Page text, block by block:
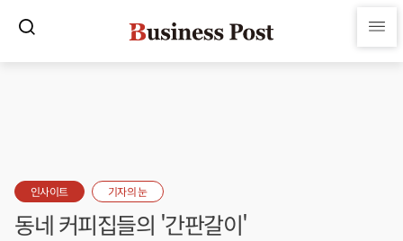
인사이트 기자의 눈
동네 커피집들의 '간판갈이'